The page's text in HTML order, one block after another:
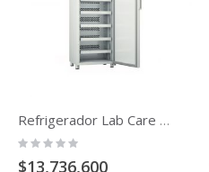
Refrigerador Lab Care Temperatura 2 A 8 C De 360 Lt
Rating:
$13,736,600